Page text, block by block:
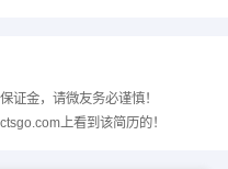
证金，请微友务必谨慎！
上看到该简历的！